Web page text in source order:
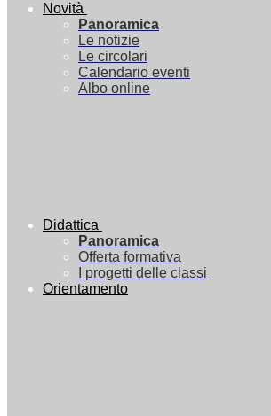
Novità
Panoramica
Le notizie
Le circolari
Calendario eventi
Albo online
Didattica
Panoramica
Offerta formativa
I progetti delle classi
Orientamento